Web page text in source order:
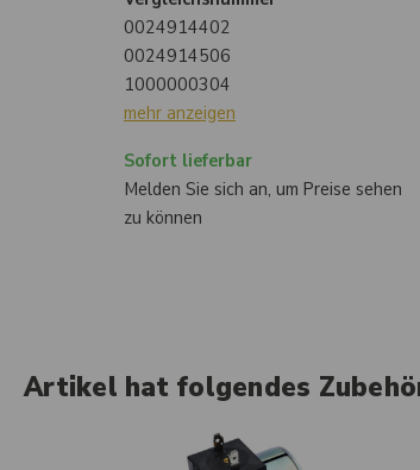
Artikel hat folgendes
0024914402
0024914506
1000000304
mehr anzeigen
Sofort lieferbar
Melden Sie sich an, um Preise sehen
zu können